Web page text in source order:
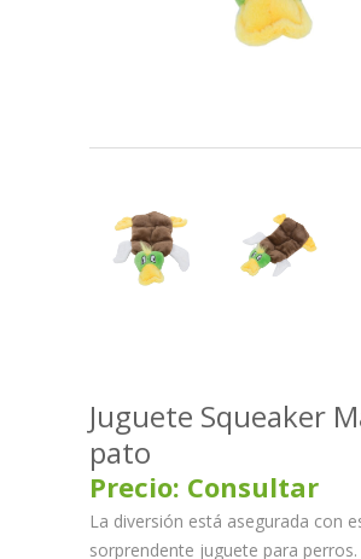
Juguete Squeaker
pato
Precio: Consultar
La diversión está asegurada con
sorprendente juguete para perros.